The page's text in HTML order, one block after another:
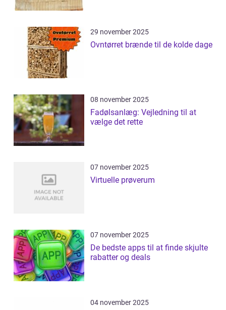
29 november 2025
Ovntørret brænde til de kolde dage
08 november 2025
Fadølsanlæg: Vejledning til at
vælge det rette
07 november 2025
Virtuelle prøverum
07 november 2025
De bedste apps til at finde skjulte
rabatter og deals
04 november 2025